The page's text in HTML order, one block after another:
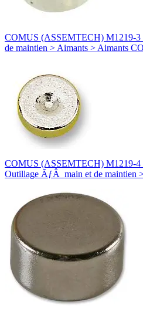
COMUS (ASSEMTECH) M1219-
de maintien > Aimants > Aimants
COMUS (ASSEMTECH) M1219-4
Outillage ÃƒÂ main et de maintien